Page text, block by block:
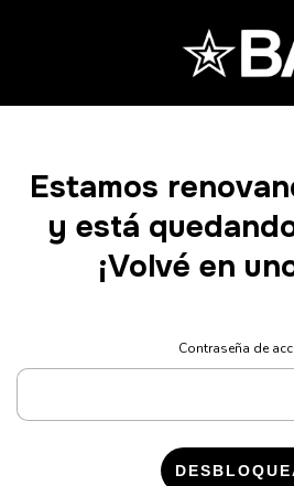
Estamos
y está
¡Volvé en
Contraseña de